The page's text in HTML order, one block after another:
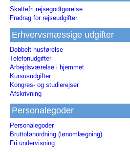
Skattefri rejsegodtgørelse
Fradrag for rejseudgifter
Erhvervsmæssige udgifter
Dobbelt husførelse
Telefonudgifter
Arbejdsværelse i hjemmet
Kursusudgifter
Kongres- og studierejser
Afskrivning
Personalegoder
Personalegoder
Bruttolønordning (lønomlægning)
Fri undervisning